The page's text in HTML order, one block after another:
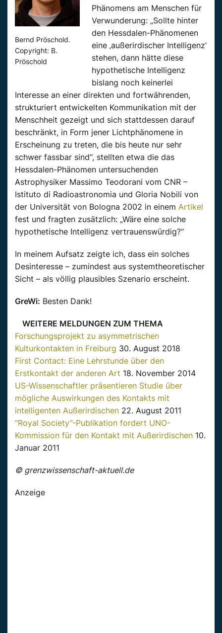
Bernd Pröschold.
Copyright: B.
Pröschold
Phänomens am Menschen für
Verwunderung: „Sollte hinter
den Hessdalen-Phänomenen
eine ‚außerirdischer Intelligenz‘
stehen, dann hätte diese
hypothetische Intelligenz
bislang noch keinerlei
Interesse an einer direkten und fortwährenden,
strukturiert entwickelten Kommunikation mit der
Menschheit gezeigt und sich stattdessen darauf
beschränkt, in Form jener Lichtphänomene in
Erscheinung zu treten, die bis heute nur sehr
schwer fassbar sind“, stellten etwa die das
Hessdalen-Phänomen untersuchenden
Astrophysiker Massimo Teodorani vom CNR –
Istituto di Radioastronomia und Gloria Nobili von
der Universität von Bologna 2002 in einem Artikel
fest und fragten zusätzlich: „Wäre eine solche
hypothetische Intelligenz vertrauenswürdig?“
In meinem Aufsatz zeigte ich, dass ein solches
Desinteresse – zumindest aus systemtheoretischer
Sicht – als völlig plausibles Szenario erscheint.
GreWi: Besten Dank!
WEITERE MELDUNGEN ZUM THEMA
Forschungsprojekt zu asymmetrischen
Kulturkontakten in Freiburg 30. August 2018
First Contact: Eine Lehrstunde über den
Erstkontakt der anderen Art 18. November 2014
US-Wissenschaftler präsentieren Studie über
mögliche Auswirkungen des Kontakts mit
intelligenten Außerirdischen 22. August 2011
“Royal Society”-Publikation fordert UNO-
Kommission für den Kontakt mit Außerirdischen 10.
Januar 2011
© grenzwissenschaft-aktuell.de
Anzeige